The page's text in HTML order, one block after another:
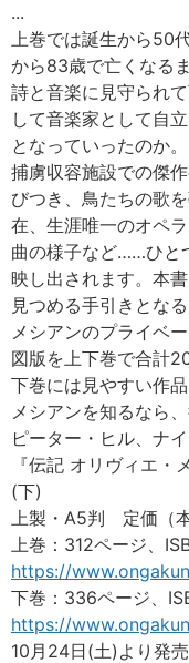
...
上巻では誕生から50
から83歳で亡くなる
詩と音楽に見守られ
して音楽家として自
となっていったのか。
捕虜収容施設での傑
びつき、鳥たちの歌
在、生涯唯一のオペ
曲の様子など……ひと
映し出されます。本
見つめる手引きとなる
メシアンのプライベ
図版を上下巻で合計
下巻には見やすい作
メシアンを知るなら
ピーター・ヒル、ナ
『伝記 オリヴィエ・
(下)
上製・A5判 定価（
上巻：312ページ、
https://
下巻：336ページ、
https://
10月24日(土)より発売